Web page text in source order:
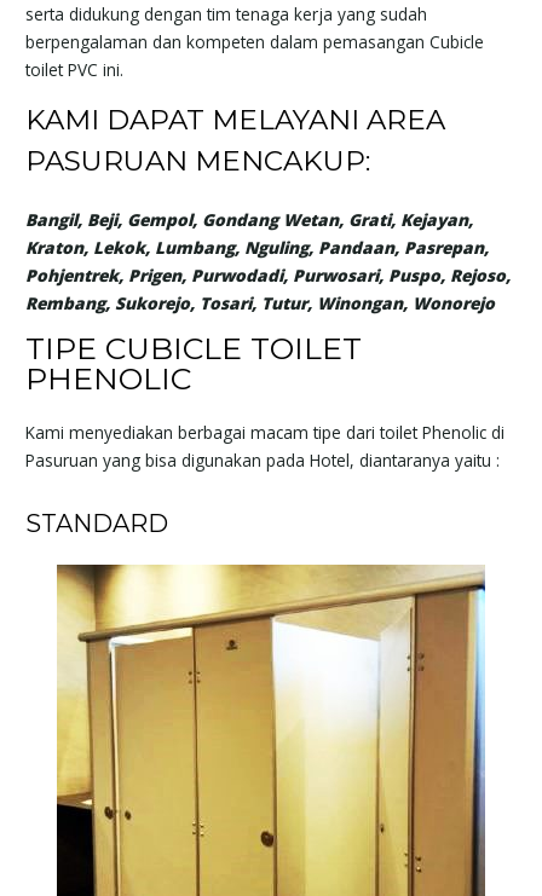
serta didukung dengan tim tenaga kerja yang sudah
berpengalaman dan kompeten dalam pemasangan Cubicle
toilet PVC ini.
KAMI DAPAT MELAYANI AREA
PASURUAN MENCAKUP:
Bangil, Beji, Gempol, Gondang Wetan, Grati, Kejayan,
Kraton, Lekok, Lumbang, Nguling, Pandaan, Pasrepan,
Pohjentrek, Prigen, Purwodadi, Purwosari, Puspo, Rejoso,
Rembang, Sukorejo, Tosari, Tutur, Winongan, Wonorejo
TIPE CUBICLE TOILET
PHENOLIC
Kami menyediakan berbagai macam tipe dari toilet Phenolic di
Pasuruan yang bisa digunakan pada Hotel, diantaranya yaitu :
STANDARD